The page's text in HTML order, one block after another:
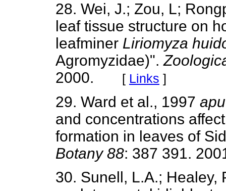
28. Wei, J.; Zou, L;
leaf tissue structure on
leafminer Liriomyza
Agromyzidae)".
2000. [ Links ]
29. Ward et al., 1997
and concentrations
formation in leaves of
Botany 88: 387 391.
30. Sunell, L.A.; Healey,